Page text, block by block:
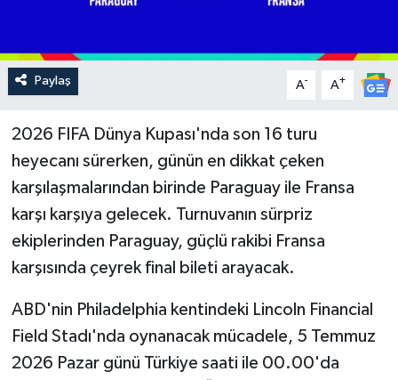
Paylaş A- A+
2026 FIFA Dünya Kupası'nda son 16 turu
heyecanı sürerken, günün en dikkat çeken
karşılaşmalarından birinde Paraguay ile Fransa
karşı karşıya gelecek. Turnuvanın sürpriz
ekiplerinden Paraguay, güçlü rakibi Fransa
karşısında çeyrek final bileti arayacak.
ABD'nin Philadelphia kentindeki Lincoln Financial
Field Stadı'nda oynanacak mücadele, 5 Temmuz
2026 Pazar günü Türkiye saati ile 00.00'da